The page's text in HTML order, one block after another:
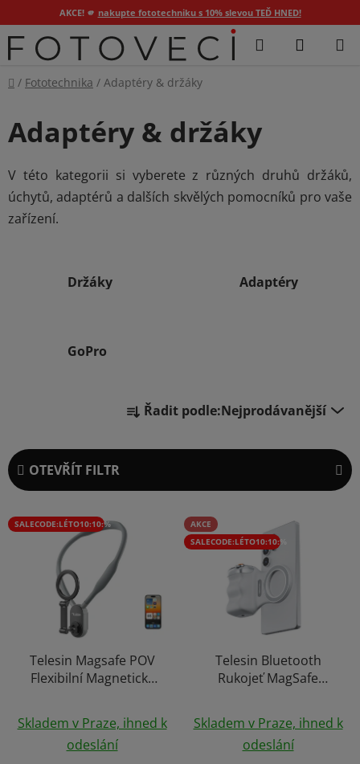
AKCE! 🫵 nakupte fototechniku s 10% slevou TEĎ HNED!
Přejít
na
Hledat
Domů
/ Fototechnika / Adaptéry & držáky
Adaptéry & držáky
V této kategorii si vyberete z různých druhů držáků,
úchytů, adaptérů a dalších skvělých pomocníků pro vaše
zařízení.
Držáky Adaptéry
GoPro
a
e
n
p
r
o
t
ů
Řadit podle:Nejprodávanější
OTEVŘÍT FILTR
V
ý
k
SALECODE:LÉTO10:10:%
Telesin Magsafe POV
Flexibilní Magnetický
Neck Phone Holder
hodnocení
produktu
Skladem v Praze, ihned k
odeslání
AKCE
SALECODE:LÉTO10:10:%
Telesin Bluetooth
Rukojeť MagSafe
Natáčení Videí Selfie
Holder CapGrip
Magnetická Spoušť
hodnocení
produktu
Skladem v Praze, ihned k
odeslání